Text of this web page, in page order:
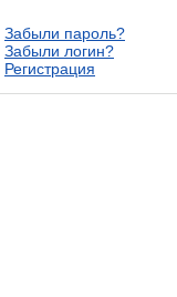
Забыли пароль?
Забыли логин?
Регистрация